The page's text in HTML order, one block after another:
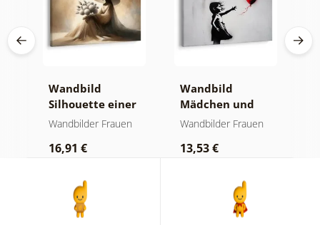
Wandbild
Silhouette einer
Frau mit Blumen
Wandbilder Frauen
16,91 €
Wandbild
Mädchen und
fliegendes Herz
Wandbilder Frauen
13,53 €